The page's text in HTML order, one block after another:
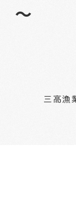
～
三高漁